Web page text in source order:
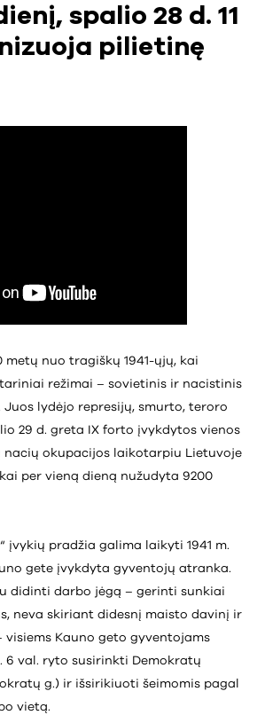
spalio 28 d. 11
pilietinę
metų nuo tragiškų 1941-ųjų, kai
režimai – sovietinis ir nacistinis
Juos lydėjo represijų, smurto, teroro
29 d. greta IX forto įvykdytos vienos
nacių okupacijos laikotarpiu Lietuvoje
per vieną dieną nužudyta 9200
įvykių pradžia galima laikyti 1941 m.
gete įvykdyta gyventojų atranka.
didinti darbo jėgą – gerinti sunkiai
neva skiriant didesnį maisto davinį ir
visiems Kauno geto gyventojams
6 val. ryto susirinkti Demokratų
g.) ir išsirikiuoti šeimomis pagal
vietą.